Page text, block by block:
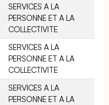
SERVICES A LA
PERSONNE ET A LA
COLLECTIVITE
SERVICES A LA
PERSONNE ET A LA
COLLECTIVITE
SERVICES A LA
PERSONNE ET A LA